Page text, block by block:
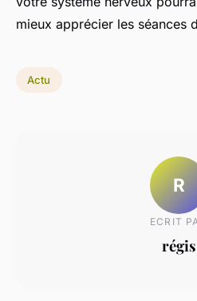
mieux apprécier les séances
Actu
R
ECRIT
régis